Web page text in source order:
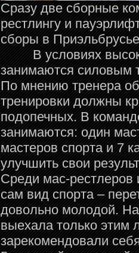
Сразу две сборные
рестлингу и
сборы в
В условиях
занимаются силовым
По мнению тренера
тренировки должны
подопечных. В
занимаются: один
мастеров спорта и 7
улучшить свои
Среди мас-рестлеров
сам вид спорта –
довольно молодой.
выехала только этим
зарекомендовали